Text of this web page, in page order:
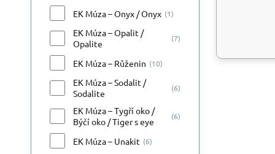
EK Múza – Onyx / Onyx (1)
EK Múza – Opalit /
Opalite
(7)
EK Múza – Růženin (10)
EK Múza – Sodalit /
Sodalite
(6)
EK Múza – Tygří oko /
Býčí oko / Tiger s eye
(6)
EK Múza – Unakit (6)